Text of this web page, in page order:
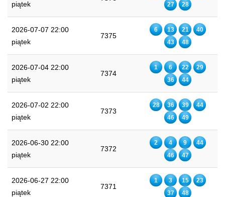
piątek
27
28
2026-07-07 22:00
piątek
7375
6 13 21
40
43
48
2026-07-04 22:00
piątek
7374
1 6 22
29
36
44
2026-07-02 22:00
piątek
7373
28 36 39
44
46
49
2026-06-30 22:00
piątek
7372
2 4 9
44
46
47
2026-06-27 22:00
piątek
7371
1 3 15
23
37
48